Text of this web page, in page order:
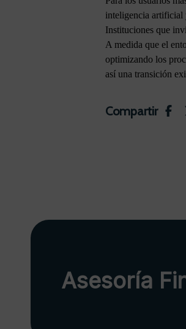
inteligencia artificial
Instituciones que
A medida que el
optimizando los
así una transición
Compartir
Asesoría